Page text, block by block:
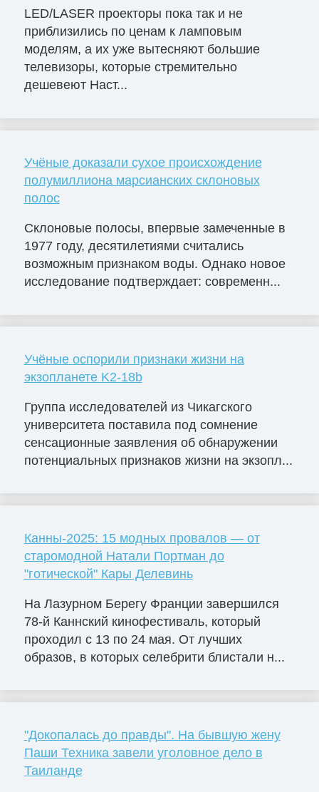
LED/LASER проекторы пока так и не
приблизились по ценам к ламповым
моделям, а их уже вытесняют большие
телевизоры, которые стремительно
дешевеют Наст...
Учёные доказали сухое происхождение
полумиллиона марсианских склоновых
полос
Склоновые полосы, впервые замеченные в
1977 году, десятилетиями считались
возможным признаком воды. Однако новое
исследование подтверждает: современн...
Учёные оспорили признаки жизни на
экзопланете K2-18b
Группа исследователей из Чикагского
университета поставила под сомнение
сенсационные заявления об обнаружении
потенциальных признаков жизни на экзопл...
Канны-2025: 15 модных провалов — от
старомодной Натали Портман до
"готической" Кары Делевинь
На Лазурном Берегу Франции завершился
78-й Каннский кинофестиваль, который
проходил с 13 по 24 мая. От лучших
образов, в которых селебрити блистали н...
"Докопалась до правды". На бывшую жену
Паши Техника завели уголовное дело в
Таиланде